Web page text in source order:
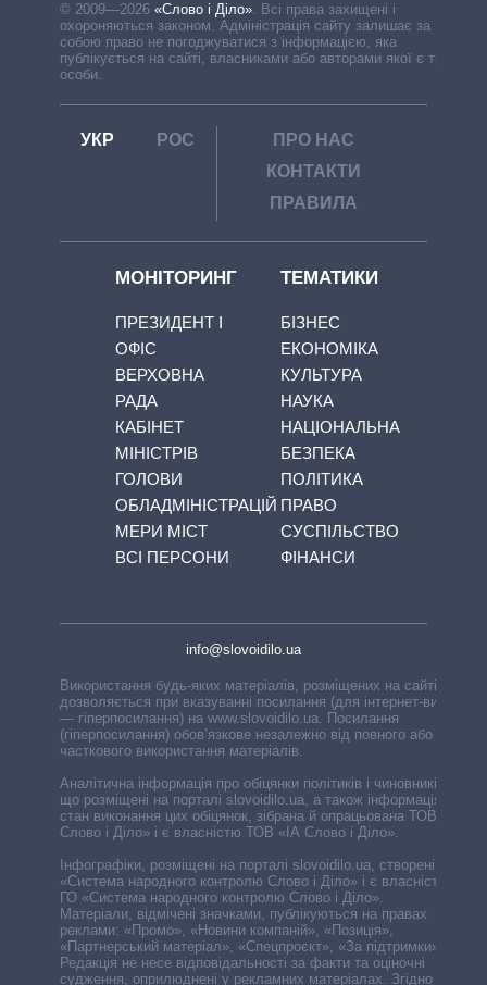
© 2009—2026 «Слово і Діло». Всі права захищені і
охороняються законом. Адміністрація сайту залишає за
собою право не погоджуватися з інформацією, яка
публікується на сайті, власниками або авторами якої є треті
особи.
УКР РОС
ПРО НАС
КОНТАКТИ
ПРАВИЛА
МОНІТОРИНГ
ПРЕЗИДЕНТ І
ОФІС
ВЕРХОВНА
РАДА
КАБІНЕТ
МІНІСТРІВ
ГОЛОВИ
ОБЛАДМІНІСТРАЦІЙ
МЕРИ МІСТ
ВСІ ПЕРСОНИ
ТЕМАТИКИ
БІЗНЕС
ЕКОНОМІКА
КУЛЬТУРА
НАУКА
НАЦІОНАЛЬНА
БЕЗПЕКА
ПОЛІТИКА
ПРАВО
СУСПІЛЬСТВО
ФІНАНСИ
info@slovoidilo.ua
Використання будь-яких матеріалів, розміщених на сайті,
дозволяється при вказуванні посилання (для інтернет-видань
— гіперпосилання) на www.slovoidilo.ua. Посилання
(гіперпосилання) обов’язкове незалежно від повного або
часткового використання матеріалів.
Аналітична інформація про обіцянки політиків і чиновників,
що розміщені на порталі slovoidilo.ua, а також інформація про
стан виконання цих обіцянок, зібрана й опрацьована ТОВ «ІА
Слово і Діло» і є власністю ТОВ «ІА Слово і Діло».
Інфографіки, розміщені на порталі slovoidilo.ua, створені ГО
«Система народного контролю Слово і Діло» і є власністю
ГО «Система народного контролю Слово і Діло».
Матеріали, відмічені значками, публікуються на правах
реклами: «Промо», «Новини компаній», «Позиція»,
«Партнерський матеріал», «Спецпроєкт», «За підтримки».
Редакція не несе відповідальності за факти та оціночні
судження, оприлюднені у рекламних матеріалах. Згідно з